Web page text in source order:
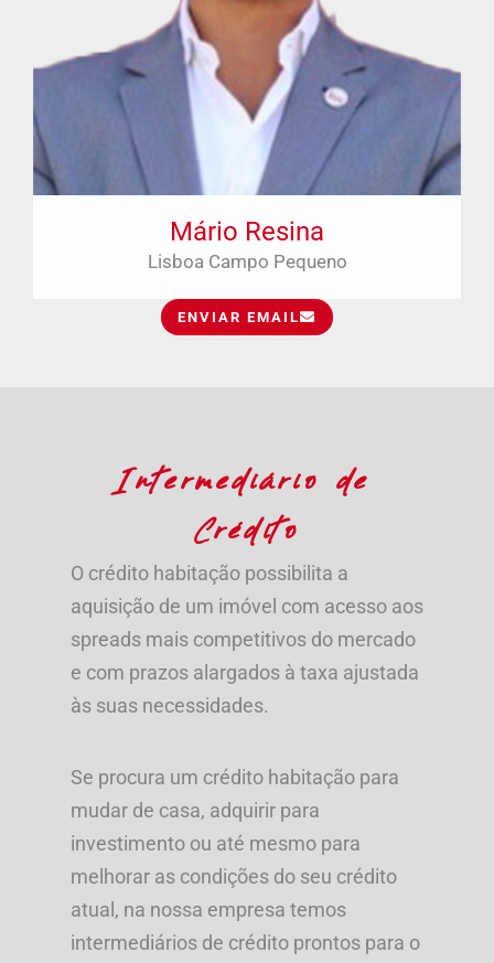
Mário Resina
Lisboa Campo Pequeno
ENVIAR EMAIL
Intermediário de
Crédito
O crédito habitação possibilita a
aquisição de um imóvel com acesso aos
spreads mais competitivos do mercado
e com prazos alargados à taxa ajustada
às suas necessidades.
Se procura um crédito habitação para
mudar de casa, adquirir para
investimento ou até mesmo para
melhorar as condições do seu crédito
atual, na nossa empresa temos
intermediários de crédito prontos para o